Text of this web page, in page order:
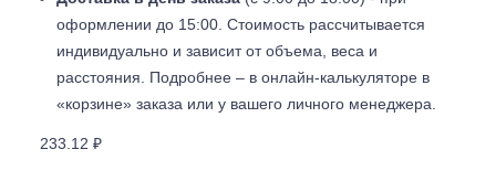
оформлении до 15:00. Стоимость рассчитывается
индивидуально и зависит от объема, веса и
расстояния. Подробнее – в онлайн-калькуляторе в
«корзине» заказа или у вашего личного менеджера.
233.12 ₽